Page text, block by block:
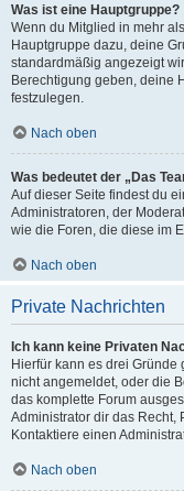
Was ist eine Hauptgruppe?
Wenn du Mitglied in mehr
Hauptgruppe dazu, deine
standardmäßig angezeigt
Berechtigung geben, deine
festzulegen.
Nach oben
Was bedeutet der „Das
Auf dieser Seite findest du
Administratoren, der
wie die Foren, die diese im
Nach oben
Private Nachrichten
Ich kann keine Privaten
Hierfür kann es drei
nicht angemeldet, oder die
das komplette Forum
Administrator dir das Recht,
Kontaktiere einen
Nach oben